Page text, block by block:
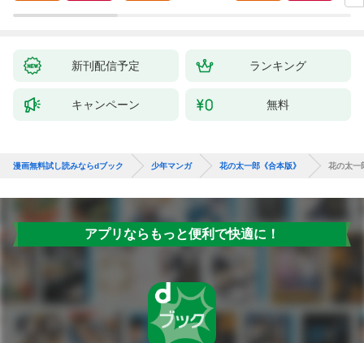
新刊配信予定 ランキング
キャンペーン 無料
漫画無料試し読みならdブック 少年マンガ 花の太一郎《合本版》 花の太一
アプリならもっと便利で快適に！